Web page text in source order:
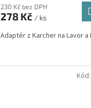
230 Kč bez DPH
278 Kč / ks
Adaptér z Karcher na Lavor a
Kód: